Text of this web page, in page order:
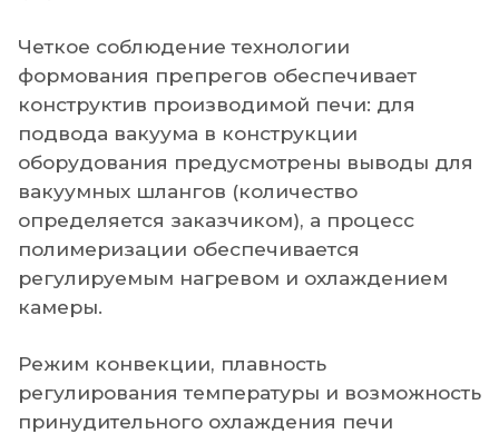
Четкое соблюдение технологии
формования препрегов обеспечивает
конструктив производимой печи: для
подвода вакуума в конструкции
оборудования предусмотрены выводы для
вакуумных шлангов (количество
определяется заказчиком), а процесс
полимеризации обеспечивается
регулируемым нагревом и охлаждением
камеры.
Режим конвекции, плавность
регулирования температуры и возможность
принудительного охлаждения печи